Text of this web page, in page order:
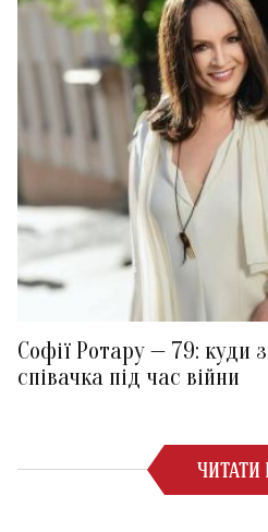
Софії Ротару — 79: куди
співачка під час війни
ЧИТАТИ